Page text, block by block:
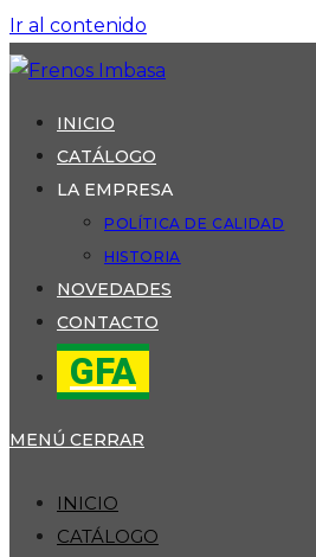
Ir al contenido
INICIO
CATÁLOGO
LA EMPRESA
POLÍTICA DE CALIDAD
HISTORIA
NOVEDADES
CONTACTO
GFA
MENÚ CERRAR
INICIO
CATÁLOGO